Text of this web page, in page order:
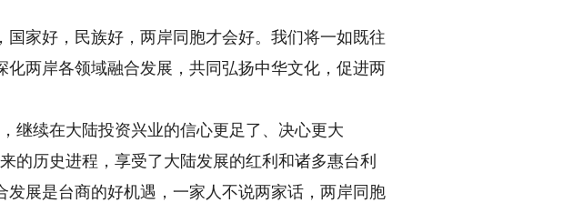
家好，民族好，两岸同胞才会好。我们将一如既往
两岸各领域融合发展，共同弘扬中华文化，促进两
续在大陆投资兴业的信心更足了、决心更大
的历史进程，享受了大陆发展的红利和诸多惠台利
展是台商的好机遇，一家人不说两家话，两岸同胞